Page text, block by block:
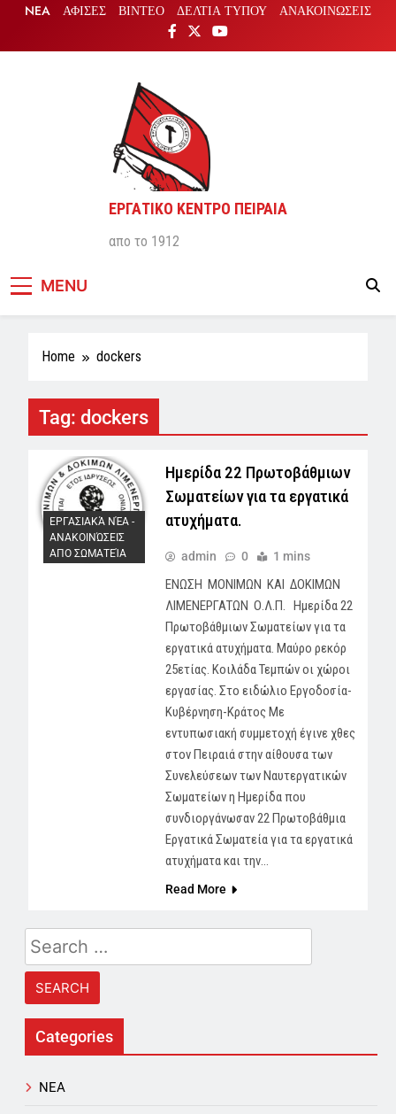
content
NEA ΑΦΙΣΕΣ ΒΙΝΤΕΟ ΔΕΛΤΙΑ ΤΥΠΟΥ ΑΝΑΚΟΙΝΩΣΕΙΣ
ΕΡΓΑΤΙΚΟ ΚΕΝΤΡΟ ΠΕΙΡΑΙΑ
απο το 1912
MENU
Home dockers
Tag: dockers
ΕΡΓΑΣΙΑΚΆ ΝΈΑ -
AΝΑΚΟΙΝΏΣΕΙΣ
ΑΠΟ ΣΩΜΑΤΕΊΑ
Ημερίδα 22 Πρωτοβάθμιων
Σωματείων για τα εργατικά
ατυχήματα.
admin 0 1 mins
ΕΝΩΣΗ ΜΟΝΙΜΩΝ ΚΑΙ ΔΟΚΙΜΩΝ
ΛΙΜΕΝΕΡΓΑΤΩΝ Ο.Λ.Π. Ημερίδα 22
Πρωτοβάθμιων Σωματείων για τα
εργατικά ατυχήματα. Μαύρο ρεκόρ
25ετίας. Κοιλάδα Τεμπών οι χώροι
εργασίας. Στο ειδώλιο Εργοδοσία-
Κυβέρνηση-Κράτος Με
εντυπωσιακή συμμετοχή έγινε χθες
στον Πειραιά στην αίθουσα των
Συνελεύσεων των Ναυτεργατικών
Σωματείων η Ημερίδα που
συνδιοργάνωσαν 22 Πρωτοβάθμια
Εργατικά Σωματεία για τα εργατικά
ατυχήματα και την…
Read More
Search
for:
Categories
NEA